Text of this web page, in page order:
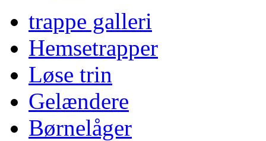
trappe galleri
Hemsetrapper
Løse trin
Gelændere
Børnelåger